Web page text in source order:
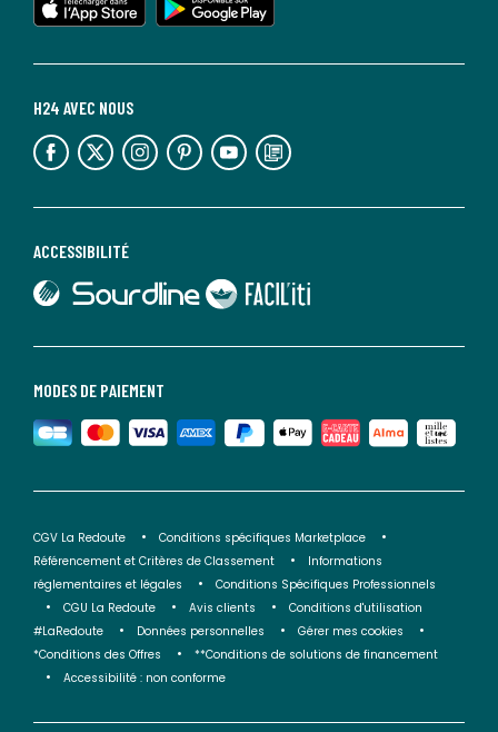
MODES DE PAIEMENT
ACCESSIBILITÉ
lien vers Sourdline
lien vers Faciliti
H24 AVEC NOUS
lien vers l'espace réseaux sociaux lien vers l'espace réseaux sociaux lien vers l'espace réseaux sociaux lien vers l'espace réseaux sociaux lien vers l'espace réseaux sociaux lien vers le blog la redoute
CGV La Redoute
Conditions spécifiques Marketplace
Référencement et Critères de Classement
Informations
réglementaires et légales
Conditions Spécifiques Professionnels
CGU La Redoute
Avis clients
Conditions d'utilisation
#LaRedoute
Données personnelles
Gérer mes cookies
*Conditions des Offres
**Conditions de solutions de financement
Accessibilité : non conforme